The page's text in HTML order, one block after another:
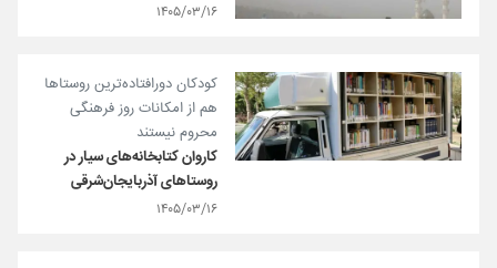
۱۴۰۵/۰۳/۱۶
کودکان دورافتاده‌ترین روستاها
هم از امکانات روز فرهنگی
محروم نیستند
کاروان کتابخانه‌های سیار در
روستاهای آذربایجان‌شرقی
۱۴۰۵/۰۳/۱۶